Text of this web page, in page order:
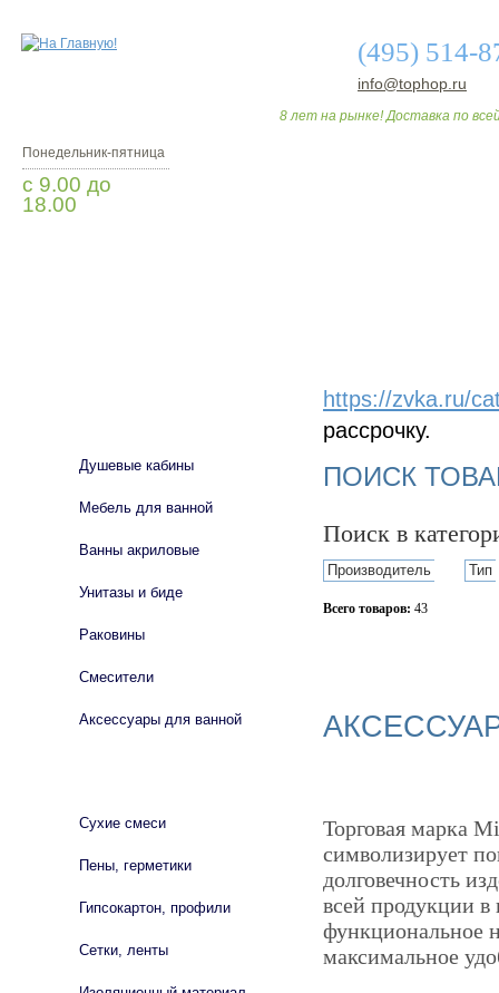
(495) 514-
info@tophop.ru
8 лет на рынке! Доставка по
Понедельник-пятница
с 9.00 до
18.00
https://zvka.ru/
рассрочку.
ПОИСК
Поиск в
Производитель Тип
Всего товаров: 43
Торговая марка
символизирует
долговечность
всей продукции в
функциональное
максимальное
Душевые кабины
Мебель для ванной
Ванны акриловые
Унитазы и биде
Раковины
Смесители
Аксессуары для ванной
Сухие смеси
Пены, герметики
Гипсокартон, профили
Сетки, ленты